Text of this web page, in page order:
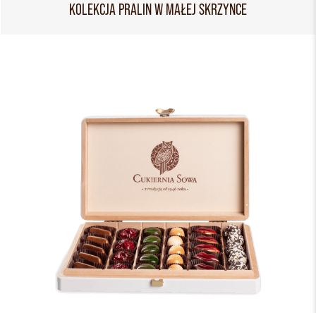
KOLEKCJA PRALIN W MAŁEJ SKRZYNCE